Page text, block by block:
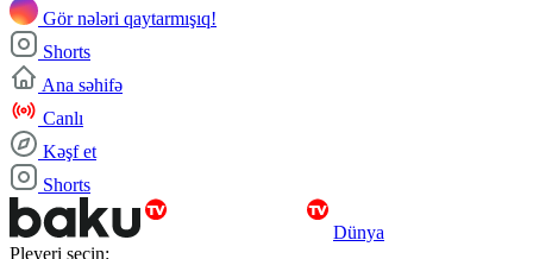
Gör nələri qaytarmışıq!
Shorts
Ana səhifə
Canlı
Kəşf et
Shorts
Dünya
Pleyeri seçin: